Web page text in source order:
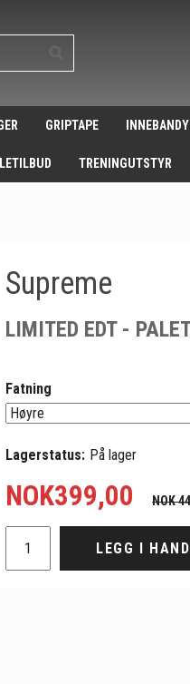
GRIPTAPE
TRENINGUTSTYR
Supreme
LIMITED EDT -
Fatning
Lagerstatus: På lager
NOK399,00 NOK
LEGG I